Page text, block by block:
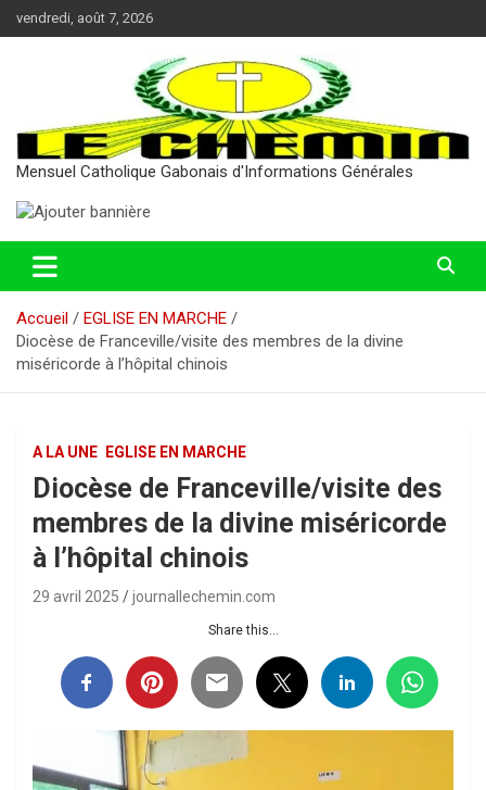
au
vendredi, août 7, 2026
Mensuel Catholique Gabonais d'Informations Générales
Accueil
EGLISE EN MARCHE
Diocèse de Franceville/visite des membres de la divine
miséricorde à l’hôpital chinois
A LA UNE EGLISE EN MARCHE
Diocèse de Franceville/visite des
membres de la divine miséricorde
à l’hôpital chinois
29 avril 2025 journallechemin.com
Share this...